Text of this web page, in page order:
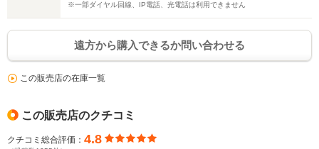
※一部ダイヤル回線、IP電話、光電話は利用できません
遠方から購入できるか問い合わせる
この販売店の在庫一覧
この販売店のクチコミ
クチコミ総合評価： 4.8